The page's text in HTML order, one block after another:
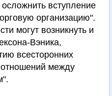
вступление
организацию".
могут возникнуть и
Вэника,
всесторонних
отношений между